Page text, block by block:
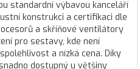
standardní výbavou kanceláří
konstrukci a certifikaci dle
a skříňové ventilátory
pro sestavy, kde není
a nízká cena. Díky
dostupný u většiny